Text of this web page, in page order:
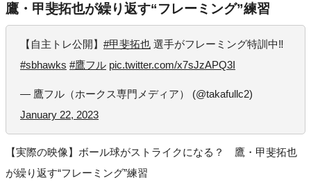
鷹・甲斐拓也が繰り返す“フレーミング”練習
【自主トレ公開】 #甲斐拓也 選手がフレーミング特訓中‼️
#sbhawks #鷹フル pic.twitter.com/x7sJzAPQ3I
— 鷹フル（ホークス専門メディア） (@takafullc2)
January 22, 2023
【実際の映像】ボール球がストライクになる？ 鷹・甲斐拓也
が繰り返す“フレーミング”練習